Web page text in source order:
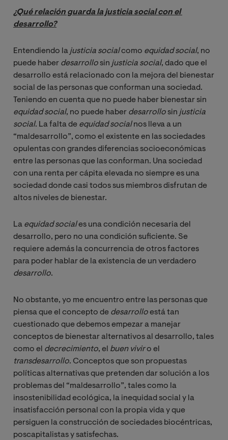
¿Qué relación guarda la justicia social con el
desarrollo?
Entendiendo la justicia socialcomo equidad social, no
puede haber desarrollosin justicia social, dado que el
desarrollo está relacionado con la mejora del bienestar
social de las personas que conforman una sociedad.
Teniendo en cuenta que no puede haber bienestar sin
equidad social, no puede haber desarrollo sin justicia
social. La falta de equidad socialnos lleva a un
“maldesarrollo”, como el existente en las sociedades
opulentas con grandes diferencias socioeconómicas
entre las personas que las conforman. Una sociedad
con una renta per cápita elevada no siempre es una
sociedad donde casi todos sus miembros disfrutan de
altos niveles de bienestar.
La equidad sociales una condición necesaria del
desarrollo, pero no una condición suficiente. Se
requiere además la concurrencia de otros factores
para poder hablar de la existencia de un verdadero
desarrollo.
No obstante, yo me encuentro entre las personas que
piensa que el concepto de desarrolloestá tan
cuestionado que debemos empezar a manejar
conceptos de bienestar alternativos al desarrollo, tales
como el decrecimiento, el buen viviro el
transdesarrollo. Conceptos que son propuestas
políticas alternativas que pretenden dar solución a los
problemas del “maldesarrollo”, tales como la
insostenibilidad ecológica, la inequidad social y la
insatisfacción personal con la propia vida y que
persiguen la construcción de sociedades biocéntricas,
poscapitalistas y satisfechas.